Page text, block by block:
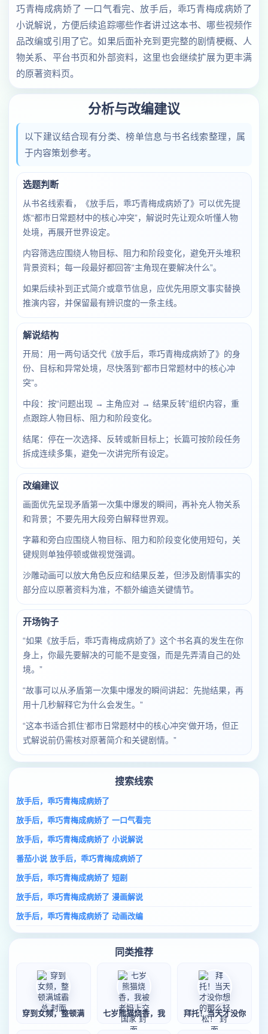
巧青梅成病娇了 一口气看完、放手后，乖巧青梅成病娇了
小说解说，方便后续追踪哪些作者讲过这本书、哪些视频作
品改编或引用了它。如果后面补充到更完整的剧情梗概、人
物关系、平台书页和外部资料，这里也会继续扩展为更丰满
的原著资料页。
分析与改编建议
以下建议结合现有分类、榜单信息与书名线索整理，属
于内容策划参考。
选题判断
从书名线索看，《放手后，乖巧青梅成病娇了》可以优先提
炼“都市日常题材中的核心冲突”，解说时先让观众听懂人物
处境，再展开世界设定。
内容筛选应围绕人物目标、阻力和阶段变化，避免开头堆积
背景资料；每一段最好都回答“主角现在要解决什么”。
如果后续补到正式简介或章节信息，应优先用原文事实替换
推演内容，并保留最有辨识度的一条主线。
解说结构
开局：用一两句话交代《放手后，乖巧青梅成病娇了》的身
份、目标和异常处境，尽快落到“都市日常题材中的核心冲
突”。
中段：按“问题出现 → 主角应对 → 结果反转”组织内容，重
点跟踪人物目标、阻力和阶段变化。
结尾：停在一次选择、反转或新目标上；长篇可按阶段任务
拆成连续多集，避免一次讲完所有设定。
改编建议
画面优先呈现矛盾第一次集中爆发的瞬间，再补充人物关系
和背景；不要先用大段旁白解释世界观。
字幕和旁白应围绕人物目标、阻力和阶段变化使用短句，关
键规则单独停顿或做视觉强调。
沙雕动画可以放大角色反应和结果反差，但涉及剧情事实的
部分应以原著资料为准，不额外编造关键情节。
开场钩子
“如果《放手后，乖巧青梅成病娇了》这个书名真的发生在你
身上，你最先要解决的可能不是变强，而是先弄清自己的处
境。”
“故事可以从矛盾第一次集中爆发的瞬间讲起：先抛结果，再
用十几秒解释它为什么会发生。”
“这本书适合抓住‘都市日常题材中的核心冲突’做开场，但正
式解说前仍需核对原著简介和关键剧情。”
搜索线索
放手后，乖巧青梅成病娇了
放手后，乖巧青梅成病娇了 一口气看完
放手后，乖巧青梅成病娇了 小说解说
番茄小说 放手后，乖巧青梅成病娇了
放手后，乖巧青梅成病娇了 短剧
放手后，乖巧青梅成病娇了 漫画解说
放手后，乖巧青梅成病娇了 动画改编
同类推荐
穿到女频，整顿满 七岁熊猫烧香，我 拜托！当天才没你